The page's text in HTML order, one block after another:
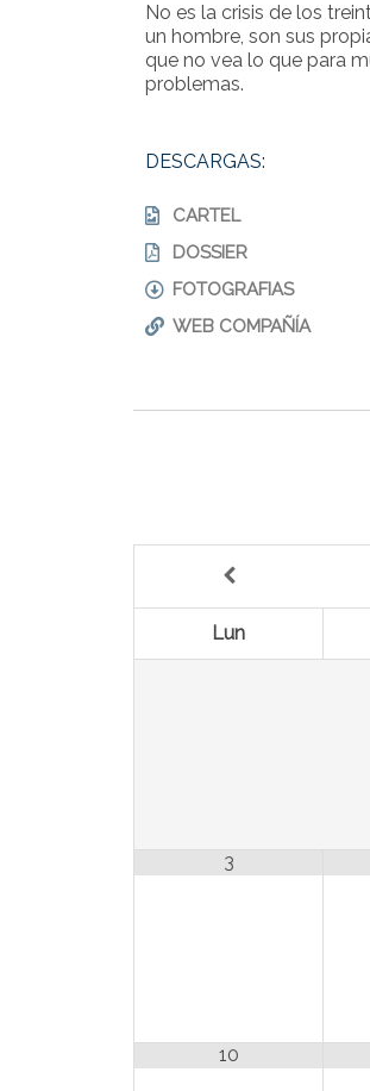
No es la crisis de los
un hombre, son sus
que no vea lo que para
problemas.
DESCARGAS:
CARTEL
DOSSIER
FOTOGRAFIAS
WEB COMPAÑÍA
Lun
3
10